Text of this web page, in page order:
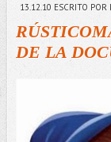
13.12.10 ESCRITO
DE LA